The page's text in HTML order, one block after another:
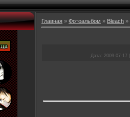
Главная » Фотоальбом » Bleach »
Дата: 2009-07-17 |